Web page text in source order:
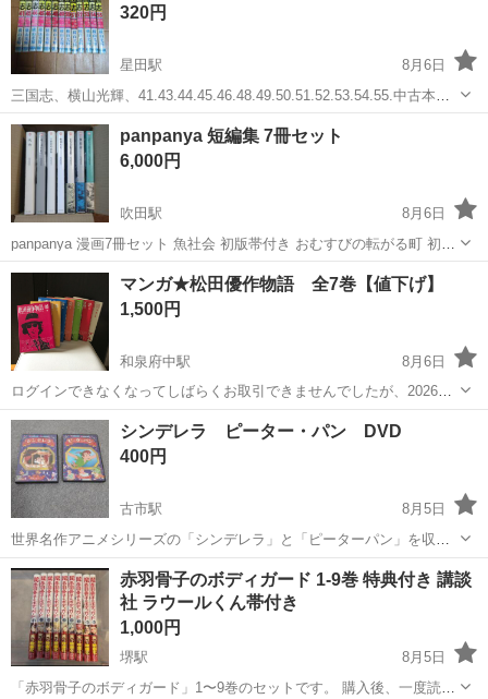
南あわじ市》 人気の工場の...
320円
星田駅
8月6日
三国志、横山光輝、41.43.44.45.46.48.49.50.51.52.53.54.55.中古本
【計13冊】 汚れなどあると思います。
大阪 交野市 マンガ、コミック、アニメ
panpanya 短編集 7冊セット
6,000円
吹田駅
8月6日
panpanya 漫画7冊セット 魚社会 初版帯付き おむすびの転がる町 初版
帯付き グヤバノ・ホリデー 初版帯付き 枕魚 蟹に誘われて 2匹目の金
魚 動物たち 全て新品で購入し、数回読み通した程度の...
大阪 吹田市 吹田駅 マンガ、コミック、アニメ
マンガ★松田優作物語 全7巻【値下げ】
1,500円
和泉府中駅
8月6日
ログインできなくなってしばらくお取引できませんでしたが、2026年8
月より再開します。よろしくお願致します。 松田優作物語 全7巻 最
近読まなくなったので出品します。 全巻揃ってのお取引きをお願いし
ます。 家族共々が読...
大阪 和泉市 和泉府中駅 マンガ、コミック、アニメ
マンガ
シンデレラ ピーター・パン DVD
400円
古市駅
8月5日
世界名作アニメシリーズの「シンデレラ」と「ピーターパン」を収録
したDVD2本セットです。 - 収録作品: シンデレラ、ピーターパン - 音
声仕様: 日本語・英語 - 字幕仕様: 日本語・英語 - 発行所: コスモ・コー
ディ...
大阪 羽曳野市 古市駅 マンガ、コミック、アニメ
赤羽骨子のボディガード 1-9巻 特典付き 講談
社 ラウールくん帯付き
1,000円
堺駅
8月5日
「赤羽骨子のボディガード」1〜9巻のセットです。 購入後、一度読ん